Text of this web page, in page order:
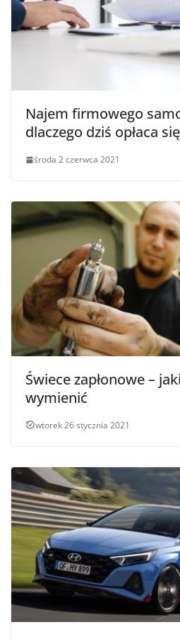
Najem firmowego
dlaczego dziś opłaca
środa 2 czerwca 2021
Świece zapłonowe –
wymienić
wtorek 26 stycznia 2021